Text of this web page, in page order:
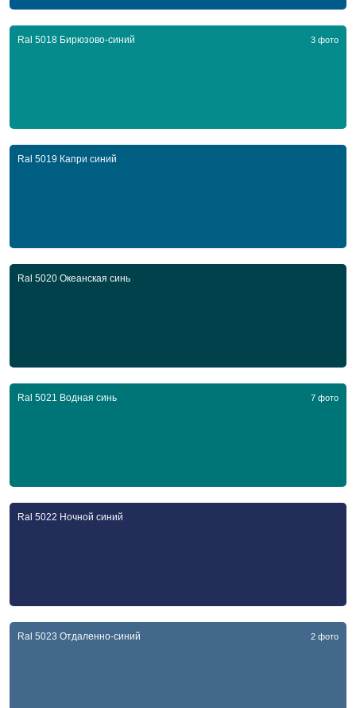
Ral 5018 Бирюзово-синий 3 фото
Ral 5019 Капри синий
Ral 5020 Океанская синь
Ral 5021 Водная синь 7 фото
Ral 5022 Ночной синий
Ral 5023 Отдаленно-синий 2 фото